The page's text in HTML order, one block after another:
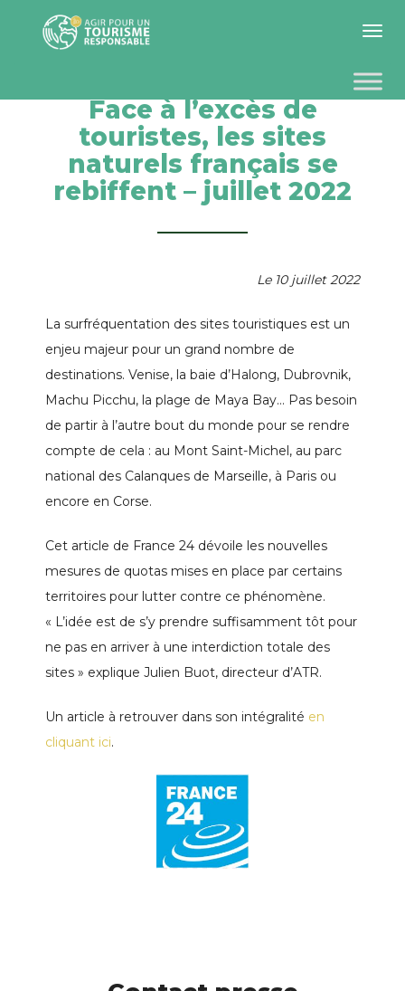
Toggle
Face à l’excès de
touristes, les sites
naturels français se
rebiffent – juillet 2022
Le 10 juillet 2022
La surfréquentation des sites touristiques est un
enjeu majeur pour un grand nombre de
destinations. Venise, la baie d’Halong, Dubrovnik,
Machu Picchu, la plage de Maya Bay… Pas besoin
de partir à l’autre bout du monde pour se rendre
compte de cela : au Mont Saint-Michel, au parc
national des Calanques de Marseille, à Paris ou
encore en Corse.
Cet article de France 24 dévoile les nouvelles
mesures de quotas mises en place par certains
territoires pour lutter contre ce phénomène.
« L’idée est de s’y prendre suffisamment tôt pour
ne pas en arriver à une interdiction totale des
sites » explique Julien Buot, directeur d’ATR.
Un article à retrouver dans son intégralité en
cliquant ici.